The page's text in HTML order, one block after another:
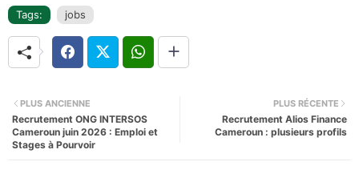
Tags: jobs
PLUS RÉCENTE
Recrutement Alios Finance
Cameroun : plusieurs profils
PLUS ANCIENNE
Recrutement ONG INTERSOS
Cameroun juin 2026 : Emploi et
Stages à Pourvoir